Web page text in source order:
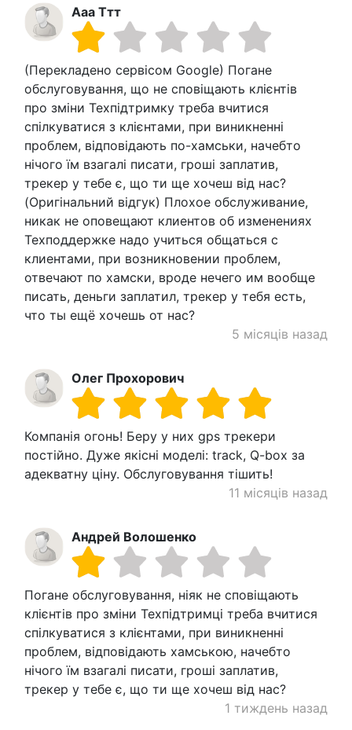
Ааа Ттт
(Перекладено сервісом Google) Погане
обслуговування, що не сповіщають клієнтів
про зміни Техпідтримку треба вчитися
спілкуватися з клієнтами, при виникненні
проблем, відповідають по-хамськи, начебто
нічого їм взагалі писати, гроші заплатив,
трекер у тебе є, що ти ще хочеш від нас?
(Оригінальний відгук) Плохое обслуживание,
никак не оповещают клиентов об изменениях
Техподдержке надо учиться общаться с
клиентами, при возникновении проблем,
отвечают по хамски, вроде нечего им вообще
писать, деньги заплатил, трекер у тебя есть,
что ты ещё хочешь от нас?
5 місяців назад
Олег Прохорович
Компанія огонь! Беру у них gps трекери
постійно. Дуже якісні моделі: track, Q-box за
адекватну ціну. Обслуговування тішить!
11 місяців назад
Андрей Волошенко
Погане обслуговування, ніяк не сповіщають
клієнтів про зміни Техпідтримці треба вчитися
спілкуватися з клієнтами, при виникненні
проблем, відповідають хамською, начебто
нічого їм взагалі писати, гроші заплатив,
трекер у тебе є, що ти ще хочеш від нас?
1 тиждень назад